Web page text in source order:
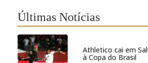
Últimas Notícias
Athletico cai em
à Copa do Brasil